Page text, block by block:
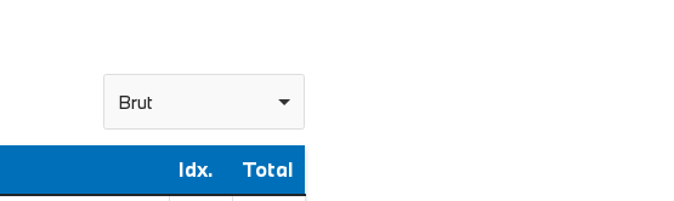
Brut
Idx. Total